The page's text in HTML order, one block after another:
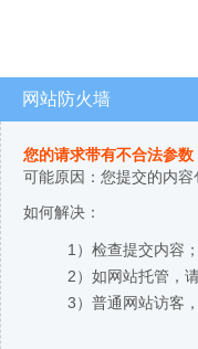
网站防火墙
您的请求带有不合法参数
可能原因：您提交的内
如何解决：
1）检查提交内容；
2）如网站托管，
3）普通网站访客